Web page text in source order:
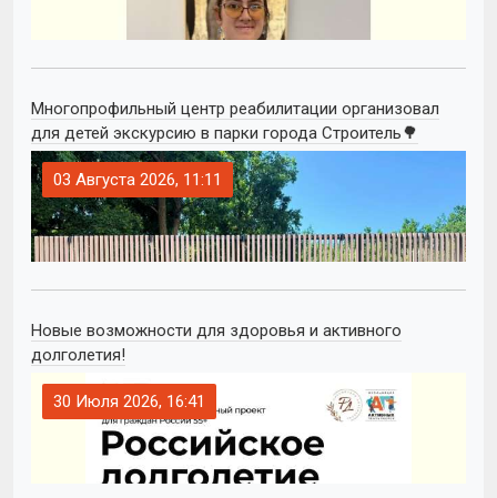
Многопрофильный центр реабилитации организовал
для детей экскурсию в парки города Строитель🌳
03 Августа 2026, 11:11
Новые возможности для здоровья и активного
долголетия!
30 Июля 2026, 16:41